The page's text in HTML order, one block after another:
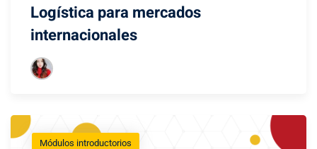
Logística para mercados
internacionales
Módulos introductorios